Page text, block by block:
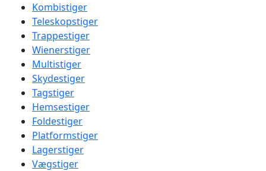
Kombistiger
Teleskopstiger
Trappestiger
Wienerstiger
Multistiger
Skydestiger
Tagstiger
Hemsestiger
Foldestiger
Platformstiger
Lagerstiger
Vægstiger